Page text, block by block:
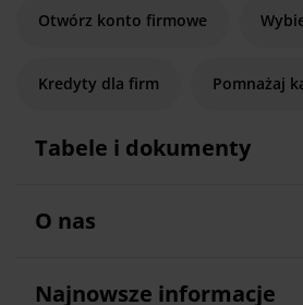
Otwórz konto firmowe
Kredyty dla firm Pomnażaj
Tabele i dokumenty
O nas
Najnowsze informacje